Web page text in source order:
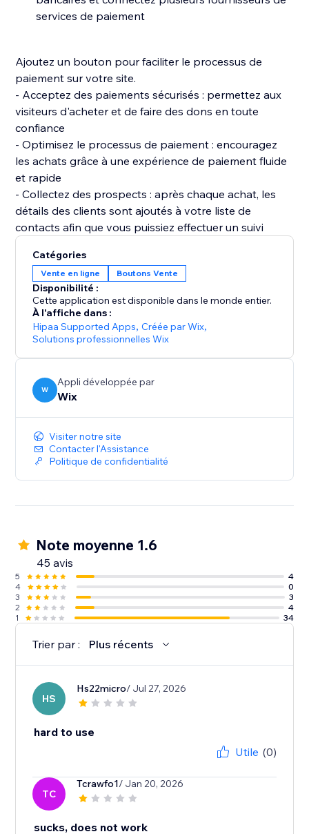
services de paiement
Ajoutez un bouton pour faciliter le processus de
paiement sur votre site.
- Acceptez des paiements sécurisés : permettez aux
visiteurs d'acheter et de faire des dons en toute
confiance
- Optimisez le processus de paiement : encouragez
les achats grâce à une expérience de paiement fluide
et rapide
- Collectez des prospects : après chaque achat, les
détails des clients sont ajoutés à votre liste de
contacts afin que vous puissiez effectuer un suivi
Catégories
Vente en ligne Boutons Vente
Disponibilité :
Cette application est disponible dans le monde entier.
À l'affiche dans :
Hipaa Supported Apps,Créée par Wix,
Solutions professionnelles Wix
W
Appli développée par
Wix
Visiter notre site
Contacter l'Assistance
Politique de confidentialité
Note moyenne 1.6
45 avis
5
4
4
0
3
3
2
4
1
34
Trier par : Plus récents
HS
Hs22micro/ Jul 27, 2026
hard to use
Utile (0)
TC
Tcrawfo1/ Jan 20, 2026
sucks, does not work